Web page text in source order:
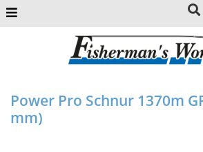
Power Pro Schnur 1370m
mm)